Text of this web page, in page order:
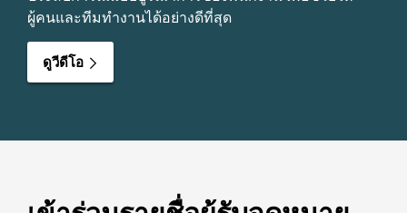
ผู้คนและทีมทำงานได้อย่างดีที่สุด
ดูวีดีโอ